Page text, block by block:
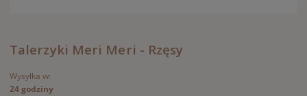
Talerzyki Meri Meri - Rzęsy
Wysyłka w:
24 godziny